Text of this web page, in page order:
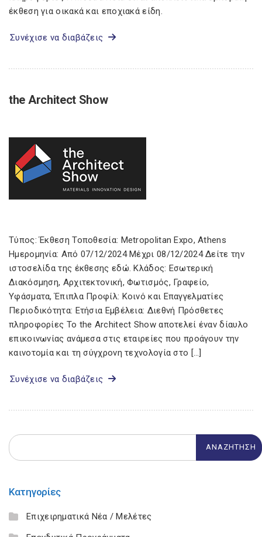
έκθεση για οικακά και εποχιακά είδη.
Συνέχισε να διαβάζεις
the Architect Show
Τύπος: Έκθεση Τοποθεσία: Metropolitan Expo, Athens
Ημερομηνία: Από 07/12/2024 Μέχρι 08/12/2024 Δείτε την
ιστοσελίδα της έκθεσης εδώ. Κλάδος: Εσωτερική
Διακόσμηση, Αρχιτεκτονική, Φωτισμός, Γραφείο,
Υφάσματα, Έπιπλα Προφίλ: Κοινό και Επαγγελματίες
Περιοδικότητα: Ετήσια Εμβέλεια: Διεθνή Πρόσθετες
πληροφορίες To the Architect Show αποτελεί έναν δίαυλο
επικοινωνίας ανάμεσα στις εταιρείες που προάγουν την
καινοτομία και τη σύγχρονη τεχνολογία στο […]
Συνέχισε να διαβάζεις
Κατηγορίες
Επιχειρηματικά Νέα / Μελέτες